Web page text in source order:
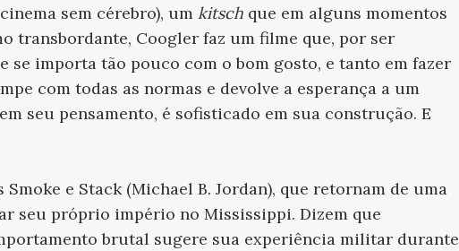
sem cérebro), um kitsch que em alguns momentos
transbordante, Coogler faz um filme que, por ser
se importa tão pouco com o bom gosto, e tanto em fazer
com todas as normas e devolve a esperança a um
seu pensamento, é sofisticado em sua construção. E
e Stack (Michael B. Jordan), que retornam de uma
seu próprio império no Mississippi. Dizem que
brutal sugere sua experiência militar durante